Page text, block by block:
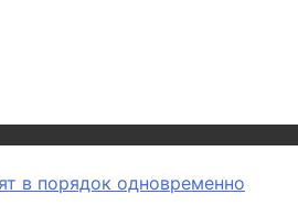
в порядок одновременно